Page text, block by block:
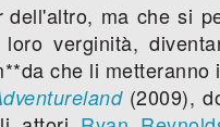
dell'altro, ma che si
verginità,
che li
(2009),